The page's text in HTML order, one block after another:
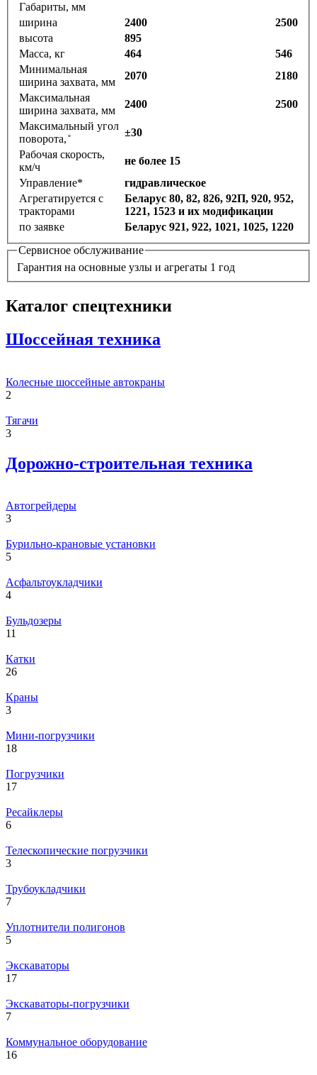
Габариты, мм
ширина
2400
2500
высота
895
Масса, кг
464
546
Минимальная
ширина захвата, мм
2070
2180
Максимальная
ширина захвата, мм
2400
2500
Максимальный угол
поворота, ̊
±30
Рабочая скорость,
км/ч
не более 15
Управление*
гидравлическое
Агрегатируется с
тракторами
Беларус 80, 82, 826, 92П, 920, 952,
1221, 1523 и их модификации
по заявке
Беларус 921, 922, 1021, 1025, 1220
Сервисное обслуживание
Гарантия на основные узлы и агрегаты 1 год
Каталог спецтехники
Шоссейная техника
Колесные шоссейные автокраны
2
Тягачи
3
Дорожно-строительная техника
Автогрейдеры
3
Бурильно-крановые установки
5
Асфальтоукладчики
4
Бульдозеры
11
Катки
26
Краны
3
Мини-погрузчики
18
Погрузчики
17
Ресайклеры
6
Телескопические погрузчики
3
Трубоукладчики
7
Уплотнители полигонов
5
Экскаваторы
17
Экскаваторы-погрузчики
7
Коммунальное оборудование
16